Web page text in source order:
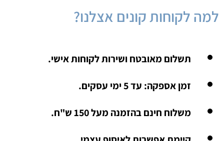
למה לקוחות קונים אצלנו?
תשלום מאובטח ושירות לקוחות אישי.
זמן אספקה: עד 5 ימי עסקים.
משלוח חינם בהזמנה מעל 150 ש"ח.